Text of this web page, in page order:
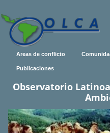
Areas de conflicto
Publicaciones
Observatorio